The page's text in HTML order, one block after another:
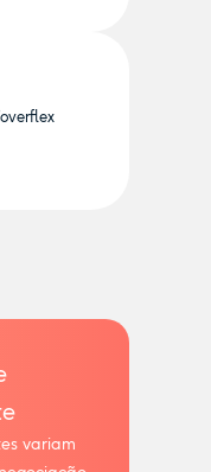
variam